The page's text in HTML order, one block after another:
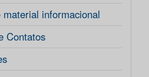
material informacional
Contatos